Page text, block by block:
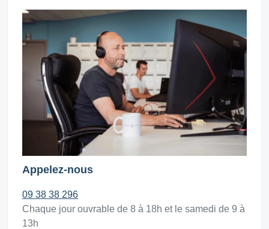
Appelez-nous
09 38 38 296
Chaque jour ouvrable de 8 à 18h et le samedi de 9 à
13h